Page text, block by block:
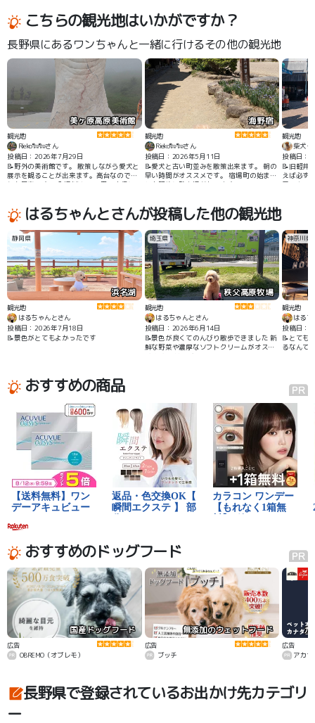
こちらの観光地はいかがですか？
長野県にあるワンちゃんと一緒に行けるその他の観光地
美ヶ原高原美術館
観光地
Rieko🐑🐑さん
投稿日：2026年7月29日
📝野外の美術館です。 散策しながら愛犬と
展示を観ることが出来ます。高台なので景
色も最高です。 入場料は1000円でお得に
海野宿
観光地
Rieko🐑🐑さん
投稿日：2026年5月11日
📝愛犬と古い町並みを散策出来ます。 朝の
早い時間がオススメです。 宿場町の始まり
と中間位に駐車場があります。
観光地
柴犬イ
投稿日：
📝旧軽井
えば必ず
屋、カフ
はるちゃんとさんが投稿した他の観光地
静岡県
浜名湖
観光地
はるちゃんとさん
投稿日：2026年7月18日
📝景色がとてもよかったです
埼玉県
秩父高原牧場
観光地
はるちゃんとさん
投稿日：2026年6月14日
📝景色が良くてのんびり散歩できました 新
鮮な野菜や濃厚なソフトクリームがオスス
メ わんこリードでOK
神奈川県
観光地
はる
投稿日：
📝とても
るなんて
おすすめの商品
おすすめのドッグフード
国産ドッグフード
広告
OBREMO（オブレモ）
無添加のウェットフード
広告
ブッチ
カ
広告
アカ
長野県で登録されているお出かけ先カテゴリ
ー